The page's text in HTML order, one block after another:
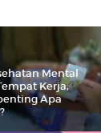
Mental
Kerja,
Apa